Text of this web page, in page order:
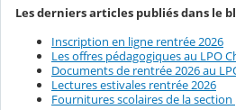
Les derniers articles publiés dans le
Inscription en ligne rentrée 2026
Les offres pédagogiques au LPO
Documents de rentrée 2026 au
Lectures estivales rentrée 2026
Fournitures scolaires de la